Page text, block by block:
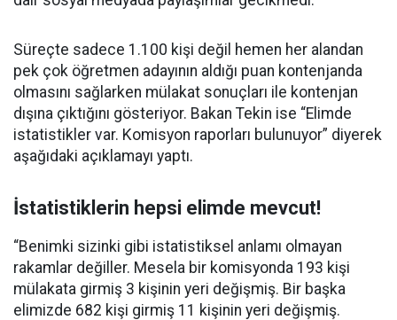
Süreçte sadece 1.100 kişi değil hemen her alandan
pek çok öğretmen adayının aldığı puan kontenjanda
olmasını sağlarken mülakat sonuçları ile kontenjan
dışına çıktığını gösteriyor. Bakan Tekin ise “Elimde
istatistikler var. Komisyon raporları bulunuyor” diyerek
aşağıdaki açıklamayı yaptı.
İstatistiklerin hepsi elimde mevcut!
“Benimki sizinki gibi istatistiksel anlamı olmayan
rakamlar değiller. Mesela bir komisyonda 193 kişi
mülakata girmiş 3 kişinin yeri değişmiş. Bir başka
elimizde 682 kişi girmiş 11 kişinin yeri değişmiş.